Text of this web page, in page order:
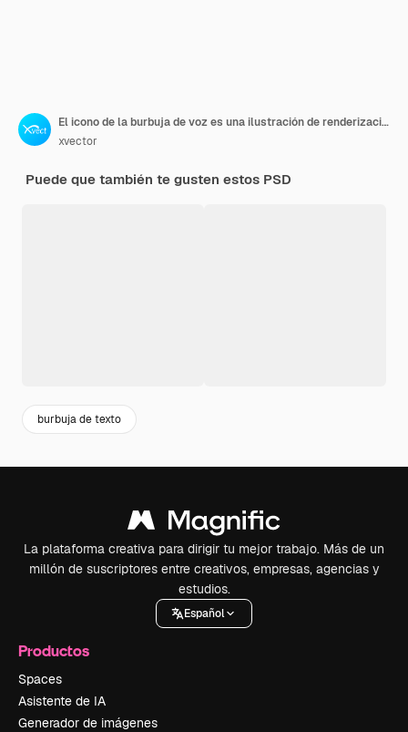
El icono de la burbuja de voz es una ilustración de renderización 3D
xvector
Puede que también te gusten estos PSD
burbuja de texto
La plataforma creativa para dirigir tu mejor trabajo. Más de un
millón de suscriptores entre creativos, empresas, agencias y
estudios.
Español
Productos
Spaces
Asistente de IA
Generador de imágenes